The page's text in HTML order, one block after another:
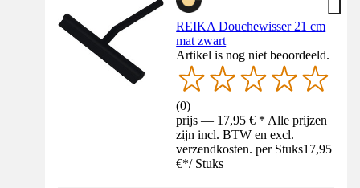
REIKA Douchewisser 21 cm
mat zwart
Artikel is nog niet beoordeeld.
(0)
prijs — 17,95 € * Alle prijzen
zijn incl. BTW en excl.
verzendkosten. per Stuks17,95
€*/ Stuks